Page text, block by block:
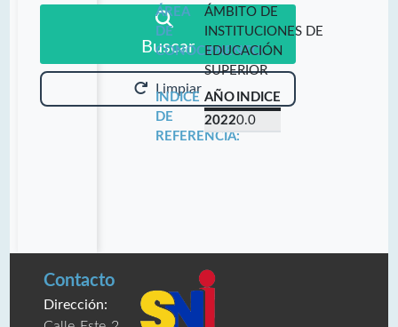
Buscar
Limpiar
ÁREA
DE
CONOCIMIENTO:
ÁMBITO DE
INSTITUCIONES DE
EDUCACIÓN
SUPERIOR
INDICE
DE
REFERENCIA:
AÑO INDICE
20220.0
Contacto
Dirección: